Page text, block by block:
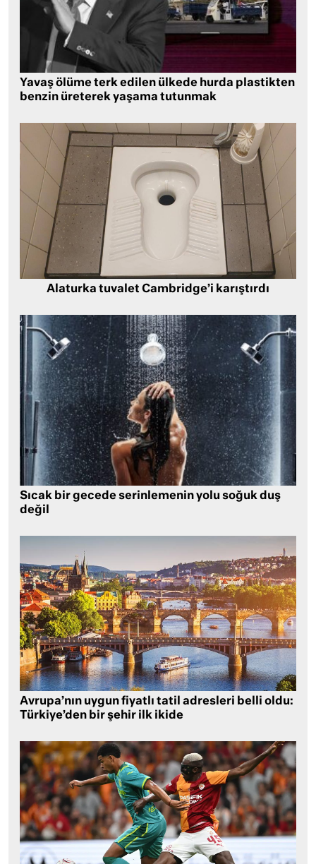
Yavaş ölüme terk edilen ülkede hurda plastikten
benzin üreterek yaşama tutunmak
Alaturka tuvalet Cambridge’i karıştırdı
Sıcak bir gecede serinlemenin yolu soğuk duş
değil
Avrupa’nın uygun fiyatlı tatil adresleri belli oldu:
Türkiye’den bir şehir ilk ikide